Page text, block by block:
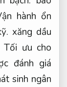
hành ổn
xăng dầu
Tối ưu cho
đánh giá
sinh ngân